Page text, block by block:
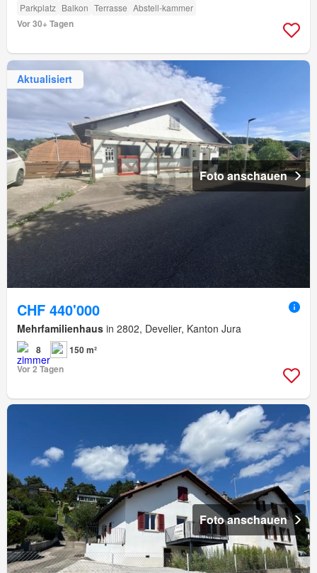
Parkplatz Balkon Terrasse Abstell-kammer
Vor 30+ Tagen
Aktualisiert
Foto anschauen
CHF 440'000
Mehrfamilienhaus in 2802, Develier, Kanton Jura
8
150 m²
Vor 2 Tagen
Foto anschauen